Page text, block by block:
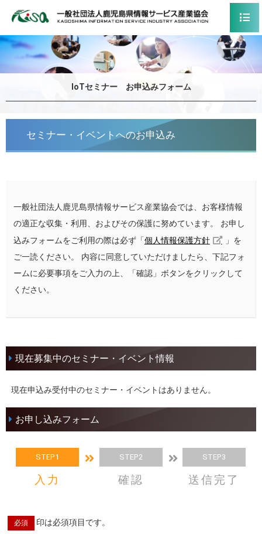
IoTセミナー お申込みフォーム
セミナー・イベントへのお申込み
一般社団法人鹿児島県情報サービス産業協会では、お客様情報
の適正な収集・利用、およびその保護に努めています。 お申し
込みフォームをご利用の際は必ず「個人情報保護方針
」を
ご一読ください。 内容に同意していただけましたら、下記フォ
ームに必要事項をご入力の上、「確認」ボタンをクリックして
ください。
現在募集中のセミナー・イベント情報
現在申込み受付中のセミナー・イベントはありません。
お申し込みフォーム
STEP1
入力
STEP2
確認
STEP3
送信完了
必須 印は必須項目です。